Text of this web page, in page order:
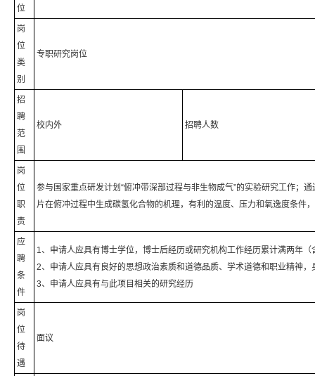
位
岗
位
类
别
专职研究岗位
招
聘
范
围
校内外 招聘人数
岗
位
职
责
参与国家重点研发计划“俯冲带深部过程与非生物成气”的实验研究工作；
片在俯冲过程中生成碳氢化合物的机理，有利的温度、压力和氧逸度条件
应
聘
条
件
1、申请人应具有博士学位，博士后经历或研究机构工作经历累计满两年（
2、申请人应具有良好的思想政治素质和道德品质、学术道德和职业精神，
3、申请人应具有与此项目相关的研究经历
岗
位
待
遇
面议